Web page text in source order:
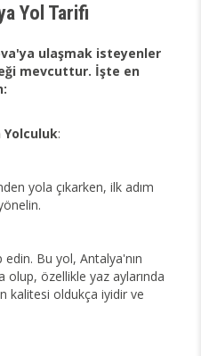
Yol Tarifi
ulaşmak isteyenler
mevcuttur. İşte en
Yolculuk:
yola çıkarken, ilk adım
Bu yol, Antalya'nın
olup, özellikle yaz aylarında
kalitesi oldukça iyidir ve